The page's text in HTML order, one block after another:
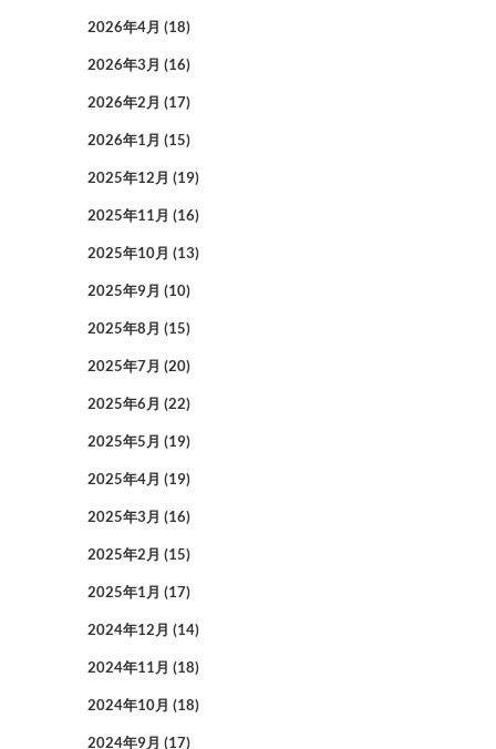
2026年4月 (18)
2026年3月 (16)
2026年2月 (17)
2026年1月 (15)
2025年12月 (19)
2025年11月 (16)
2025年10月 (13)
2025年9月 (10)
2025年8月 (15)
2025年7月 (20)
2025年6月 (22)
2025年5月 (19)
2025年4月 (19)
2025年3月 (16)
2025年2月 (15)
2025年1月 (17)
2024年12月 (14)
2024年11月 (18)
2024年10月 (18)
2024年9月 (17)